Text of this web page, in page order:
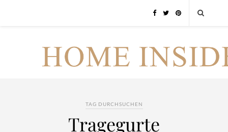
TAG DURCHSUCHEN
Tragegurte